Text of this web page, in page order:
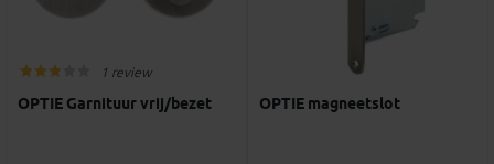
1 review
OPTIE Garnituur vrij/bezet OPTIE magneetslot